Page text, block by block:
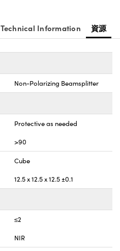
Technical Information 資源
Non-Polarizing Beamsplitter
Protective as needed
>90
Cube
12.5 x 12.5 x 12.5 ±0.1
≤2
NIR